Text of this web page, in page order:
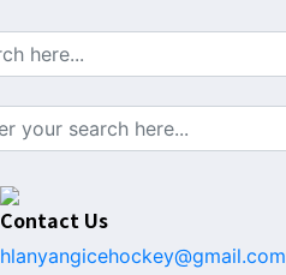
Contact Us
hlanyangicehockey@gmail.com